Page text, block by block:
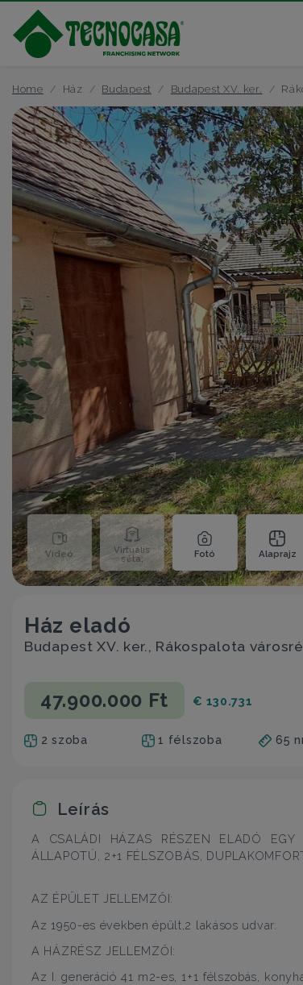
Home Ház Budapest Budapest XV. ker.
Videó Virtuális
séta; Fotó Alaprajz
Ház eladó
Budapest XV. ker., Rákospalota
47.900.000 Ft € 130.731
2 szoba 1 félszoba 65
Leírás
A CSALÁDI HÁZAS RÉSZEN ELADÓ EGY
ÁLLAPOTÚ, 2+1 FÉLSZOBÁS,
AZ ÉPÜLET JELLEMZŐI:
Az 1950-es években épült,2 lakásos udvar.
A HÁZRÉSZ JELLEMZŐI:
Az I. generáció 41 m2-es, 1+1 félszobás,